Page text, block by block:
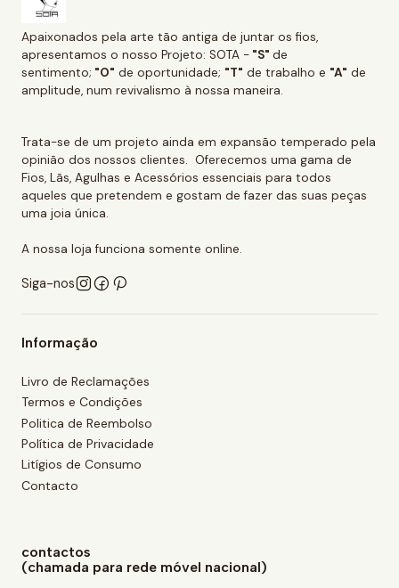
Apaixonados pela arte tão antiga de juntar os fios,
apresentamos o nosso Projeto: SOTA - "S" de
sentimento; "O" de oportunidade; "T" de trabalho e "A" de
amplitude, num revivalismo à nossa maneira.
Trata-se de um projeto ainda em expansão temperado pela
opinião dos nossos clientes. Oferecemos uma gama de
Fios, Lãs, Agulhas e Acessórios essenciais para todos
aqueles que pretendem e gostam de fazer das suas peças
uma joia única.
A nossa loja funciona somente online.
Siga-nos
Informação
Livro de Reclamações
Termos e Condições
Politica de Reembolso
Política de Privacidade
Litígios de Consumo
Contacto
contactos
(chamada para rede móvel nacional)